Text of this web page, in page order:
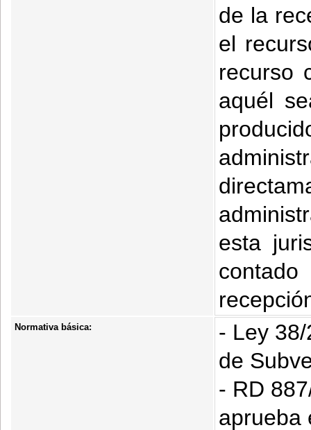
de la
el
recurso
aquél
esta
Normativa básica:
- Ley
de
- RD
aprueba